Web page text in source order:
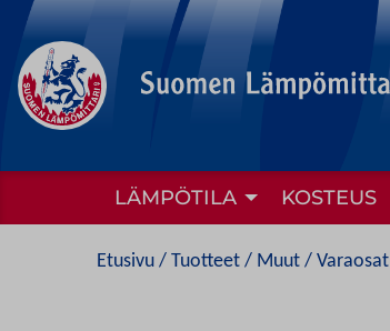
content
LÄMPÖTILA KOSTEUS
Etusivu / Tuotteet / Muut / Varaosat